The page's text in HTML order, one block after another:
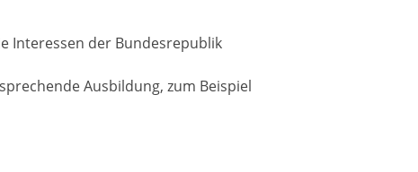
Interessen der Bundesrepublik
Ausbildung, zum Beispiel